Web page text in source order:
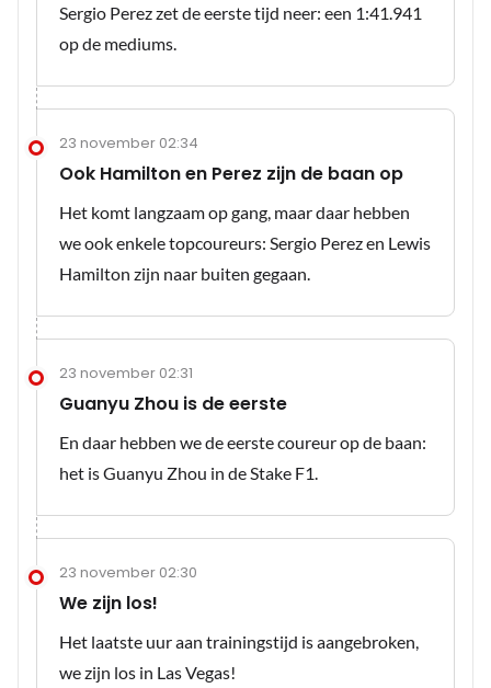
Sergio Perez zet de eerste tijd neer: een 1:41.941
op de mediums.
23 november 02:34
Ook Hamilton en Perez zijn de baan op
Het komt langzaam op gang, maar daar hebben
we ook enkele topcoureurs: Sergio Perez en Lewis
Hamilton zijn naar buiten gegaan.
23 november 02:31
Guanyu Zhou is de eerste
En daar hebben we de eerste coureur op de baan:
het is Guanyu Zhou in de Stake F1.
23 november 02:30
We zijn los!
Het laatste uur aan trainingstijd is aangebroken,
we zijn los in Las Vegas!